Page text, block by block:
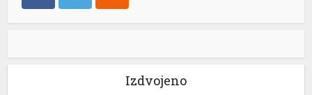
Izdvojeno